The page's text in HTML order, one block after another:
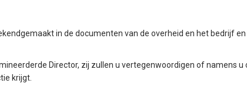
in de documenten van de overheid en het bedrijf
Director, zij zullen u vertegenwoordigen of namens
krijgt.